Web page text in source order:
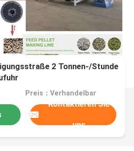
2 Tonnen-/Stunde
Preis：Verhandelbar
Kontaktieren Sie
uns